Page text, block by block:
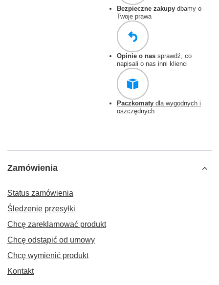
Bezpieczne zakupy dbamy o
Twoje prawa
Opinie o nas sprawdź, co
napisali o nas inni klienci
Paczkomaty dla wygodnych i
oszczędnych
Zamówienia
Status zamówienia
Śledzenie przesyłki
Chcę zareklamować produkt
Chcę odstąpić od umowy
Chcę wymienić produkt
Kontakt